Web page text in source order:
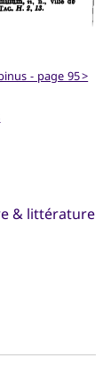
- page 95 >
& littérature